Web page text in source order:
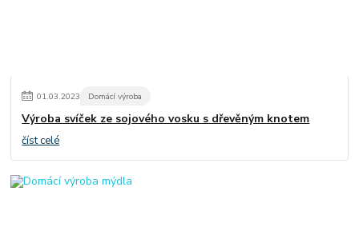
01.03.2023 Domácí výroba
Výroba svíček ze sojového vosku s dřevěným knotem
číst celé